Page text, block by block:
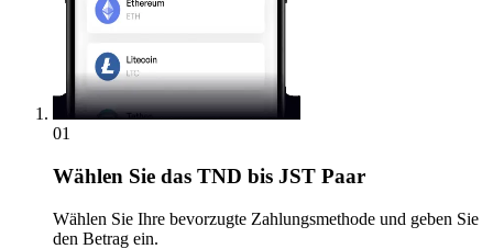
01
Wählen Sie das TND bis JST Paar
Wählen Sie Ihre bevorzugte Zahlungsmethode und geben Sie
den Betrag ein.